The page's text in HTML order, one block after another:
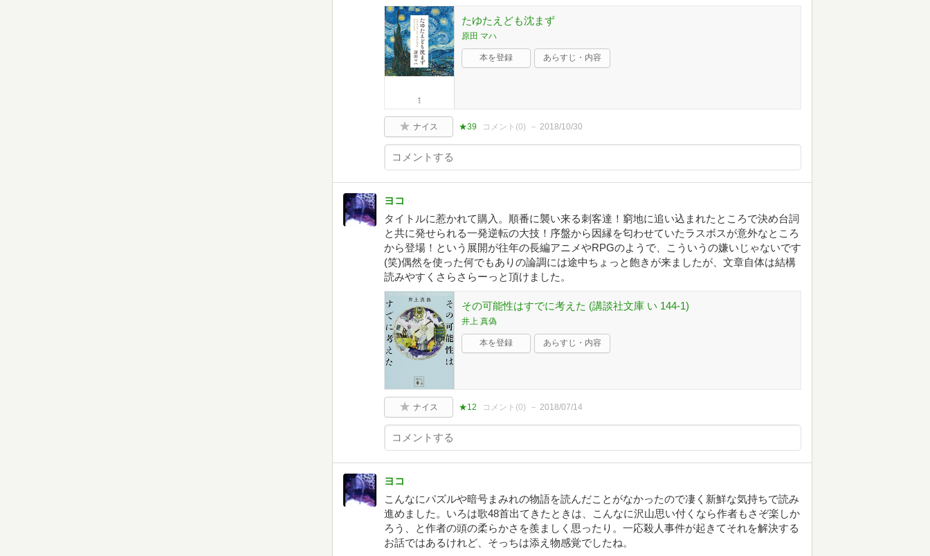
たゆたえども沈まず
原田 マハ
本を登録 あらすじ・内容
ナイス ★39 コメント(0) 2018/10/30
ヨコ
タイトルに惹かれて購入。順番に襲い来る刺客達！窮地に追い込まれたところで決め台詞
と共に発せられる一発逆転の大技！序盤から因縁を匂わせていたラスボスが意外なところ
から登場！という展開が往年の長編アニメやRPGのようで、こういうの嫌いじゃないです
(笑)偶然を使った何でもありの論調には途中ちょっと飽きが来ましたが、文章自体は結構
読みやすくさらさらーっと頂けました。
その可能性はすでに考えた (講談社文庫 い 144-1)
井上 真偽
本を登録 あらすじ・内容
ナイス ★12 コメント(0) 2018/07/14
ヨコ
こんなにパズルや暗号まみれの物語を読んだことがなかったので凄く新鮮な気持ちで読み
進めました。いろは歌48首出てきたときは、こんなに沢山思い付くなら作者もさぞ楽しか
ろう、と作者の頭の柔らかさを羨ましく思ったり。一応殺人事件が起きてそれを解決する
お話ではあるけれど、そっちは添え物感覚でしたね。